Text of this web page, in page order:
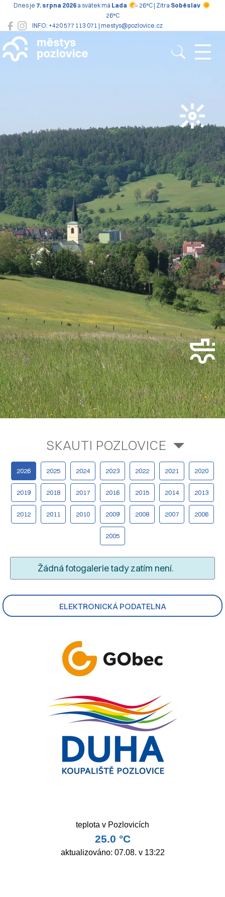
INFO: +420 577 113 071 | mestys@pozlovice.cz
Dnes je 7. srpna 2026 a svátek má Lada 26°C | Zítra Soběslav
26°C
Pozlovice
ELEKTRONICKÁ PODATELNA
SKAUTI POZLOVICE
2026 2025 2024 2023 2022 2021 2020
2019 2018 2017 2016 2015 2014 2013
2012 2011 2010 2009 2008 2007 2006
2005
Žádná fotogalerie tady zatím není.